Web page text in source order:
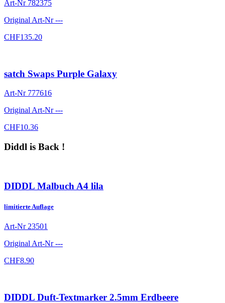
Art-Nr 782375
Original Art-Nr---
CHF135.20
satch Swaps Purple Galaxy
Art-Nr 777616
Original Art-Nr---
CHF10.36
Diddl is Back !
DIDDL Malbuch A4 lila
limitierte Auflage
Art-Nr 23501
Original Art-Nr---
CHF8.90
DIDDL Duft-Textmarker 2.5mm Erdbeere